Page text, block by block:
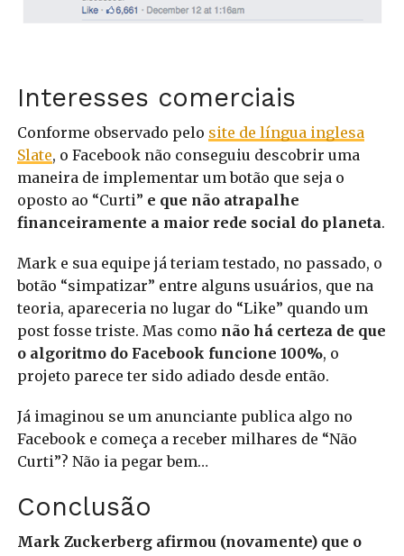
Interesses comerciais
Conforme observado pelo site de língua inglesa
Slate, o Facebook não conseguiu descobrir uma
maneira de implementar um botão que seja o
oposto ao “Curti” e que não atrapalhe
financeiramente a maior rede social do planeta.
Mark e sua equipe já teriam testado, no passado, o
botão “simpatizar” entre alguns usuários, que na
teoria, apareceria no lugar do “Like” quando um
post fosse triste. Mas como não há certeza de que
o algoritmo do Facebook funcione 100%, o
projeto parece ter sido adiado desde então.
Já imaginou se um anunciante publica algo no
Facebook e começa a receber milhares de “Não
Curti”? Não ia pegar bem…
Conclusão
Mark Zuckerberg afirmou (novamente) que o